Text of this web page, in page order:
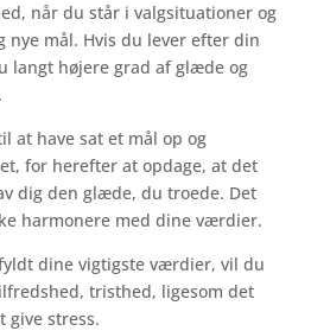
når du står i valgsituationer og
mål. Hvis du lever efter din
langt højere grad af glæde og
at have sat et mål op og
for herefter at opdage, at det
dig den glæde, du troede. Det
harmonere med dine værdier.
dine vigtigste værdier, vil du
tristhed, ligesom det
give stress.